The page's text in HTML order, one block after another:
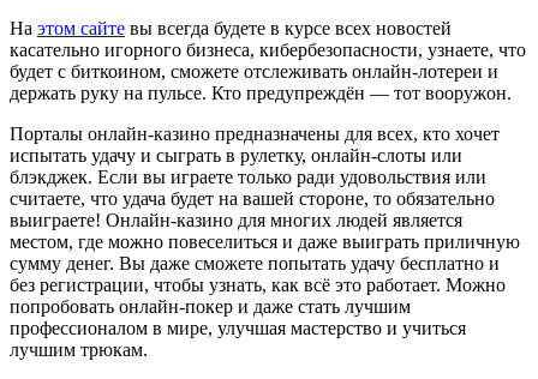
На этом сайте вы всегда будете в курсе всех новостей
касательно игорного бизнеса, кибербезопасности, узнаете, что
будет с биткоином, сможете отслеживать онлайн-лотереи и
держать руку на пульсе. Кто предупреждён — тот вооружон.
Порталы онлайн-казино предназначены для всех, кто хочет
испытать удачу и сыграть в рулетку, онлайн-слоты или
блэкджек. Если вы играете только ради удовольствия или
считаете, что удача будет на вашей стороне, то обязательно
выиграете! Онлайн-казино для многих людей является
местом, где можно повеселиться и даже выиграть приличную
сумму денег. Вы даже сможете попытать удачу бесплатно и
без регистрации, чтобы узнать, как всё это работает. Можно
попробовать онлайн-покер и даже стать лучшим
профессионалом в мире, улучшая мастерство и учиться
лучшим трюкам.